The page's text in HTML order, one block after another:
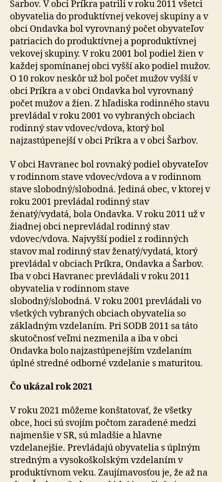
Šarbov. V obci Príkra patrili v roku 2011 všetci
obyvatelia do produktívnej vekovej skupiny a v
obci Ondavka bol vyrovnaný počet obyvateľov
patriacich do produktívnej a poproduktívnej
vekovej skupiny. V roku 2001 bol podiel žien v
každej spomínanej obci vyšší ako podiel mužov.
O 10 rokov neskôr už bol počet mužov vyšší v
obci Príkra a v obci Ondavka bol vyrovnaný
počet mužov a žien. Z hľadiska rodinného stavu
prevládal v roku 2001 vo vybraných obciach
rodinný stav vdovec/vdova, ktorý bol
najzastúpenejší v obci Príkra a v obci Šarbov.
V obci Havranec bol rovnaký podiel obyvateľov
v rodinnom stave vdovec/vdova a v rodinnom
stave slobodný/slobodná. Jediná obec, v ktorej v
roku 2001 prevládal rodinný stav
ženatý/vydatá, bola Ondavka. V roku 2011 už v
žiadnej obci neprevládal rodinný stav
vdovec/vdova. Najvyšší podiel z rodinných
stavov mal rodinný stav ženatý/vydatá, ktorý
prevládal v obciach Príkra, Ondavka a Šarbov.
Iba v obci Havranec prevládali v roku 2011
obyvatelia v rodinnom stave
slobodný/slobodná. V roku 2001 prevládali vo
všetkých vybraných obciach obyvatelia so
základným vzdelaním. Pri SODB 2011 sa táto
skutočnosť veľmi nezmenila a iba v obci
Ondavka bolo najzastúpenejším vzdelaním
úplné stredné odborné vzdelanie s maturitou.
Čo ukázal rok 2021
V roku 2021 môžeme konštatovať, že všetky
obce, hoci sú svojím počtom zaradené medzi
najmenšie v SR, sú mladšie a hlavne
vzdelanejšie. Prevládajú obyvatelia s úplným
stredným a vysokoškolským vzdelaním v
produktívnom veku. Zaujímavosťou je, že až na